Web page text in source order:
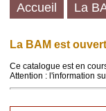
La BAM est
Ce catalogue est en
Attention : l'information
Accueil La